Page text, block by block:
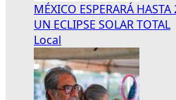
MÉXICO ESPERARÁ
UN ECLIPSE SOLAR TOTAL
Local